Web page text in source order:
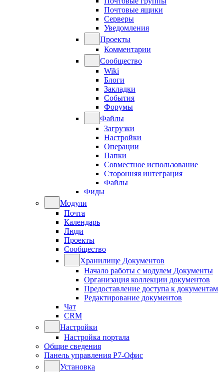
Почтовые ящики
Серверы
Уведомления
Проекты
Комментарии
Сообщество
Wiki
Блоги
Закладки
События
Форумы
Файлы
Загрузки
Настройки
Операции
Папки
Совместное использование
Сторонняя интеграция
Файлы
Фиды
Модули
Почта
Календарь
Люди
Проекты
Сообщество
Хранилище Документов
Начало работы с модулем Документы
Организация коллекции документов
Предоставление доступа к документам
Редактирование документов
Чат
CRM
Настройки
Настройка портала
Общие сведения
Панель управления Р7-Офис
Установка